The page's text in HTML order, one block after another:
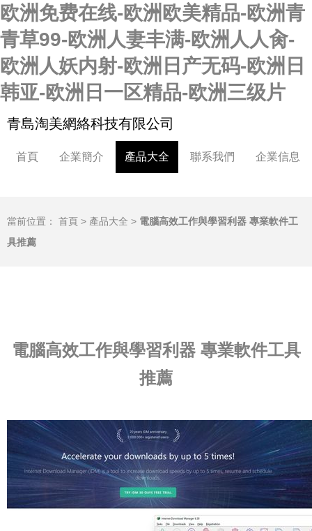
欧洲免费在线-欧洲欧美精品-欧洲青
青草99-欧洲人妻丰满-欧洲人人肏-
欧洲人妖内射-欧洲日产无码-欧洲日
韩亚-欧洲日一区精品-欧洲三级片
青島淘美網絡科技有限公司
首頁 企業簡介 產品大全 聯系我們 企業信息
當前位置： 首頁 > 產品大全 > 電腦高效工作與學習利器 專業軟件工
具推薦
電腦高效工作與學習利器 專業軟件工具
推薦